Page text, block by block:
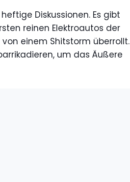
Diskussionen. Es gibt
reinen Elektroautos der
einem Shitstorm überrollt.
um das Äußere